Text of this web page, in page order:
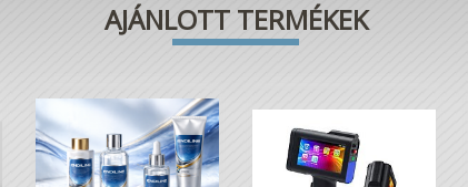
AJÁNLOTT TERMÉKEK